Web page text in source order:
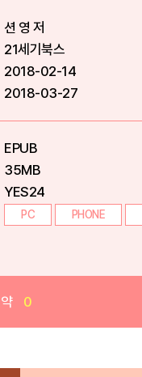
션 영 저
21세기북스
2018-02-14
2018-03-27
EPUB
35MB
YES24
PC PHONE
0